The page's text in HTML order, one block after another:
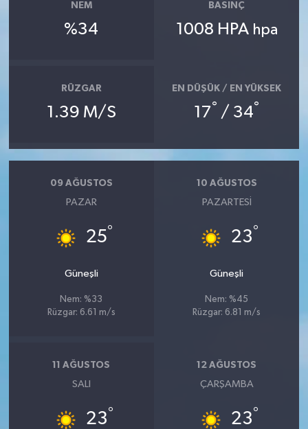
NEM
%34
BASINÇ
1008 HPA hpa
RÜZGAR
1.39 M/S
EN DÜŞÜK / EN YÜKSEK
17° / 34°
09 AĞUSTOS
PAZAR
25°
Güneşli
Nem: %33
Rüzgar: 6.61 m/s
10 AĞUSTOS
PAZARTESI
23°
Güneşli
Nem: %45
Rüzgar: 6.81 m/s
11 AĞUSTOS
SALI
23°
12 AĞUSTOS
ÇARŞAMBA
23°